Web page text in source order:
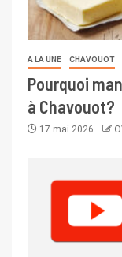
A LA UNE CHAVOUOT
Pourquoi
à Chavouot?
17 mai 2026